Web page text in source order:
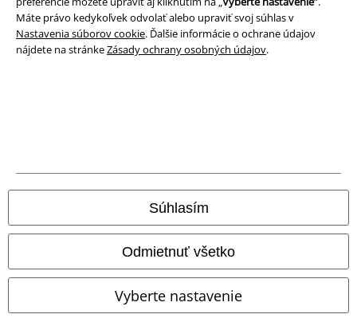
Máte právo kedykoľvek odvolať alebo upraviť svoj súhlas v
Nastavenia súborov cookie. Ďalšie informácie o ochrane údajov
nájdete na stránkeZásady ochrany osobných údajov.
Súhlasím
Odmietnuť všetko
Vyberte nastavenie
Imprint
Ochrana osobných údajov
Odstúpenie od zmluvy
Všetky ceny sú vrátane DPH, bez poštovného abalného
© 1986-2026 EMP Merchandising